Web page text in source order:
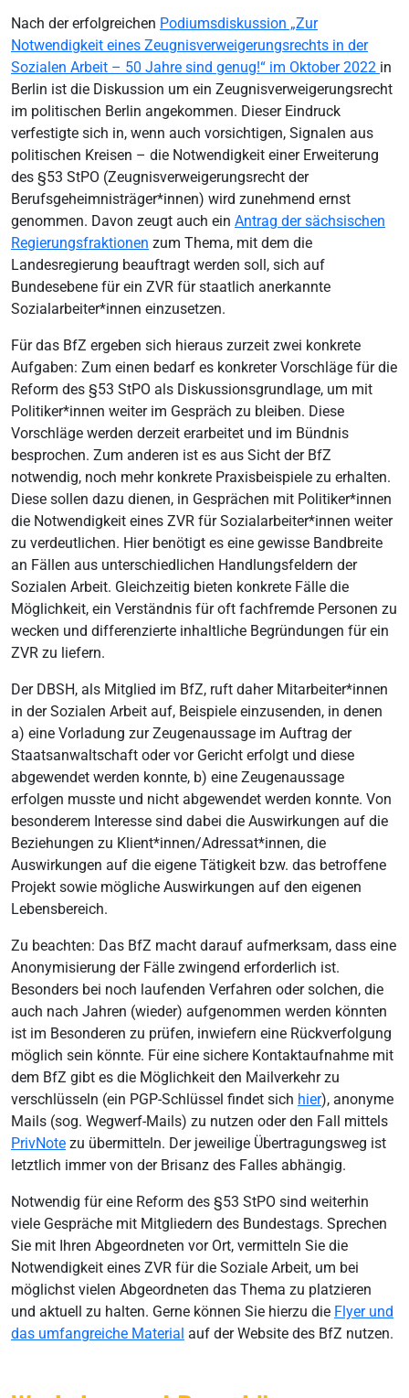
Nach der erfolgreichen Podiumsdiskussion „Zur
Notwendigkeit eines Zeugnisverweigerungsrechts in der
Sozialen Arbeit – 50 Jahre sind genug!“ im Oktober 2022 in
Berlin ist die Diskussion um ein Zeugnisverweigerungsrecht
im politischen Berlin angekommen. Dieser Eindruck
verfestigte sich in, wenn auch vorsichtigen, Signalen aus
politischen Kreisen – die Notwendigkeit einer Erweiterung
des §53 StPO (Zeugnisverweigerungsrecht der
Berufsgeheimnisträger*innen) wird zunehmend ernst
genommen. Davon zeugt auch ein Antrag der sächsischen
Regierungsfraktionen zum Thema, mit dem die
Landesregierung beauftragt werden soll, sich auf
Bundesebene für ein ZVR für staatlich anerkannte
Sozialarbeiter*innen einzusetzen.
Für das BfZ ergeben sich hieraus zurzeit zwei konkrete
Aufgaben: Zum einen bedarf es konkreter Vorschläge für die
Reform des §53 StPO als Diskussionsgrundlage, um mit
Politiker*innen weiter im Gespräch zu bleiben. Diese
Vorschläge werden derzeit erarbeitet und im Bündnis
besprochen. Zum anderen ist es aus Sicht der BfZ
notwendig, noch mehr konkrete Praxisbeispiele zu erhalten.
Diese sollen dazu dienen, in Gesprächen mit Politiker*innen
die Notwendigkeit eines ZVR für Sozialarbeiter*innen weiter
zu verdeutlichen. Hier benötigt es eine gewisse Bandbreite
an Fällen aus unterschiedlichen Handlungsfeldern der
Sozialen Arbeit. Gleichzeitig bieten konkrete Fälle die
Möglichkeit, ein Verständnis für oft fachfremde Personen zu
wecken und differenzierte inhaltliche Begründungen für ein
ZVR zu liefern.
Der DBSH, als Mitglied im BfZ, ruft daher Mitarbeiter*innen
in der Sozialen Arbeit auf, Beispiele einzusenden, in denen
a) eine Vorladung zur Zeugenaussage im Auftrag der
Staatsanwaltschaft oder vor Gericht erfolgt und diese
abgewendet werden konnte, b) eine Zeugenaussage
erfolgen musste und nicht abgewendet werden konnte. Von
besonderem Interesse sind dabei die Auswirkungen auf die
Beziehungen zu Klient*innen/Adressat*innen, die
Auswirkungen auf die eigene Tätigkeit bzw. das betroffene
Projekt sowie mögliche Auswirkungen auf den eigenen
Lebensbereich.
Zu beachten: Das BfZ macht darauf aufmerksam, dass eine
Anonymisierung der Fälle zwingend erforderlich ist.
Besonders bei noch laufenden Verfahren oder solchen, die
auch nach Jahren (wieder) aufgenommen werden könnten
ist im Besonderen zu prüfen, inwiefern eine Rückverfolgung
möglich sein könnte. Für eine sichere Kontaktaufnahme mit
dem BfZ gibt es die Möglichkeit den Mailverkehr zu
verschlüsseln (ein PGP-Schlüssel findet sich hier), anonyme
Mails (sog. Wegwerf-Mails) zu nutzen oder den Fall mittels
PrivNote zu übermitteln. Der jeweilige Übertragungsweg ist
letztlich immer von der Brisanz des Falles abhängig.
Notwendig für eine Reform des §53 StPO sind weiterhin
viele Gespräche mit Mitgliedern des Bundestags. Sprechen
Sie mit Ihren Abgeordneten vor Ort, vermitteln Sie die
Notwendigkeit eines ZVR für die Soziale Arbeit, um bei
möglichst vielen Abgeordneten das Thema zu platzieren
und aktuell zu halten. Gerne können Sie hierzu die Flyer und
das umfangreiche Material auf der Website des BfZ nutzen.